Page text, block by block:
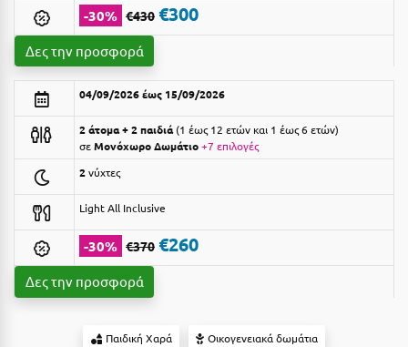
Βansko
Βόλος
Βραχάτι Κορινθίας
Βυτίνα
Γρεβενά
Γύθειο
Suites
Δες όλα τα πακέτα διακοπών
-30% €430 €300
Δες την προσφορά
04/09/2026 έως 15/09/2026
2 άτομα + 2 παιδιά 1 έως 12 ετών και 1 έως 6 ετών
σεΜονόχωρο Δωμάτιο+7 επιλογές
2νύχτες
Light All Inclusive
-30% €370 €260
Δες την προσφορά
Παιδική Χαρά Οικογενειακά δωμάτια